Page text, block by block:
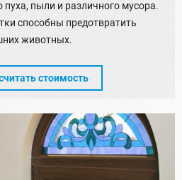
пыли и различного мусора.
способны предотвратить
животных.
стоимость